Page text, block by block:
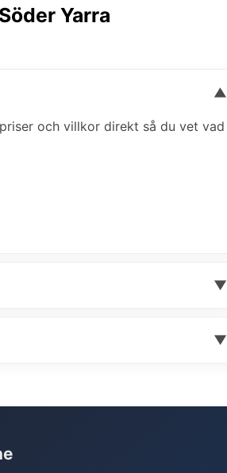
Yarra
▼
och villkor direkt så du vet vad
▼
▼